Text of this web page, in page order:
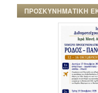
ΠΡΟΣΚΥΝΗΜΑΤΙΚΗ